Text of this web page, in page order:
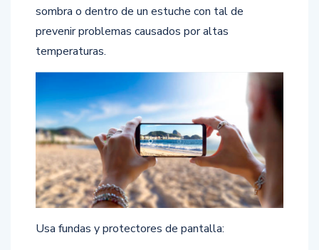
sombra o dentro de un estuche con tal de
prevenir problemas causados por altas
temperaturas.
Usa fundas y protectores de pantalla: